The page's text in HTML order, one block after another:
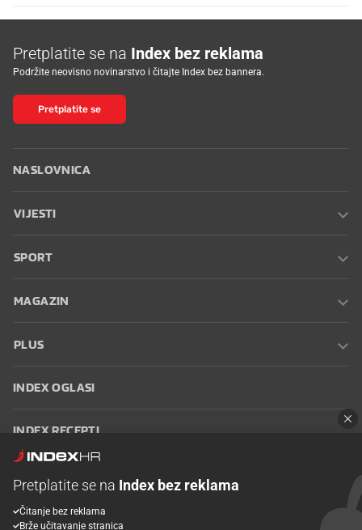
Pretplatite se na Index bez reklama
Podržite neovisno novinarstvo i čitajte Index bez bannera.
Pretplatite se
NASLOVNICA
VIJESTI
SPORT
MAGAZIN
PLUS
INDEX OGLASI
INDEX RECEPTI
Oglašavanje Zaposli se na Indexu
Pretplatite se na Index bez reklama
Čitanje bez reklama
Brže učitavanje stranica